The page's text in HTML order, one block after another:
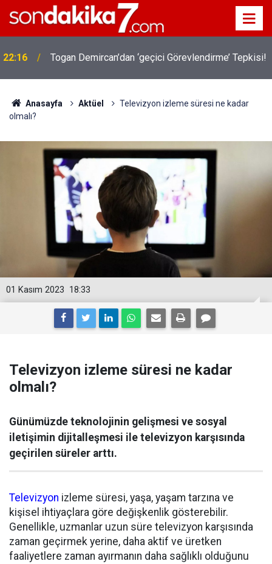
22:16
Togan Demircan’dan ‘geçici Görevlendirme’ Tepkisi!
19:32
Sıcak Havalarda Ödem Şikayetini Hafife Almayın!
Anasayfa Aktüel
Televizyon izleme süresi ne kadar
olmalı?
18:33
01 Kasım 2023
Televizyon izleme süresi ne kadar
olmalı?
Günümüzde teknolojinin gelişmesi ve sosyal
iletişimin dijitalleşmesi ile televizyon karşısında
geçirilen süreler arttı.
Televizyon izleme süresi, yaşa, yaşam tarzına ve
kişisel ihtiyaçlara göre değişkenlik gösterebilir.
Genellikle, uzmanlar uzun süre televizyon karşısında
zaman geçirmek yerine, daha aktif ve üretken
faaliyetlere zaman ayırmanın daha sağlıklı olduğunu